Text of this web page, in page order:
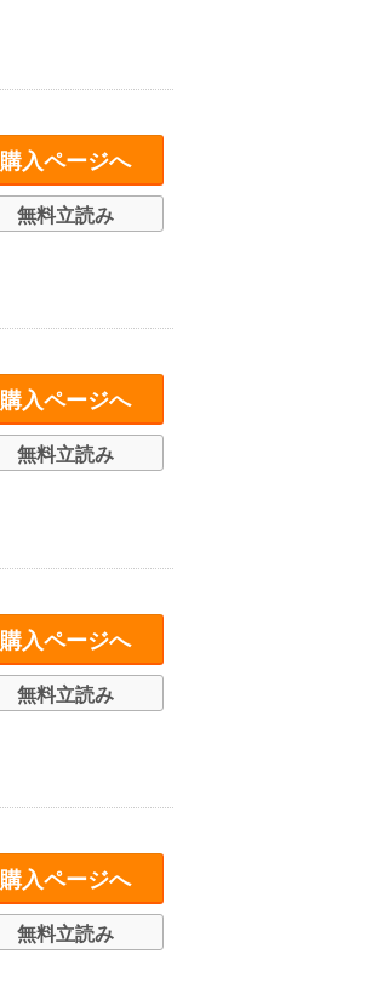
購入ページへ
無料立読み
購入ページへ
無料立読み
購入ページへ
無料立読み
購入ページへ
無料立読み